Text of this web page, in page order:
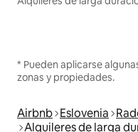
* Pueden aplicarse
zonas y propiedades.
Airbnb Eslovenia
Alquileres de larga